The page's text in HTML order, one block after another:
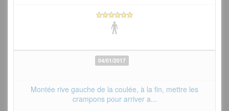
04/01/2017
Montée rive gauche de la coulée, à la fin, mettre les
crampons pour arriver a...